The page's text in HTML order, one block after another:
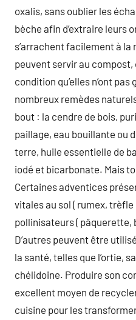
oxalis, sans oublier les
bèche afin d’extraire leurs
s’arrachent facilement à
peuvent servir au
condition qu’elles n’ont
nombreux remèdes
bout : la cendre de bois,
paillage, eau bouillante ou
terre, huile essentielle de
iodé et bicarbonate. Mais
Certaines adventices
vitales au sol ( rumex, trèfle
pollinisateurs ( pâquerette,
D’autres peuvent être
la santé, telles que l’ortie,
chélidoine. Produire son
excellent moyen de
cuisine pour les